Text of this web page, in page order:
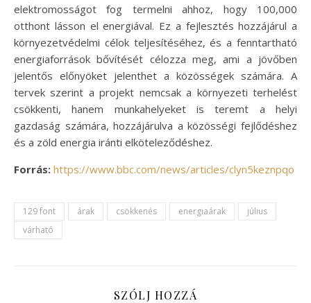
elektromosságot fog termelni ahhoz, hogy 100,000
otthont lásson el energiával. Ez a fejlesztés hozzájárul a
környezetvédelmi célok teljesítéséhez, és a fenntartható
energiaforrások bővítését célozza meg, ami a jövőben
jelentős előnyöket jelenthet a közösségek számára. A
tervek szerint a projekt nemcsak a környezeti terhelést
csökkenti, hanem munkahelyeket is teremt a helyi
gazdaság számára, hozzájárulva a közösségi fejlődéshez
és a zöld energia iránti elköteleződéshez.
Forrás: https://www.bbc.com/news/articles/clyn5keznpqo
129 font árak csökkenés energiaárak
július
várható
SZÓLJ HOZZÁ